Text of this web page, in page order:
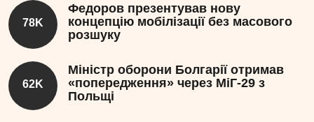
78K
Федоров презентував нову
концепцію мобілізації без масового
розшуку
62K
Міністр оборони Болгарії отримав
«попередження» через МіГ-29 з
Польщі